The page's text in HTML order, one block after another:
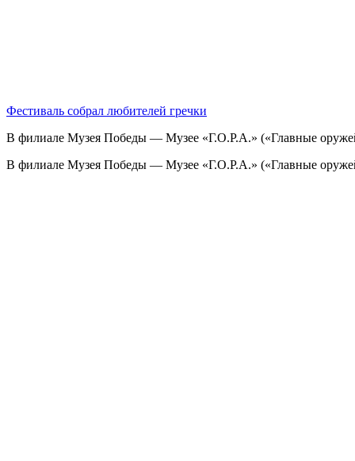
Фестиваль собрал любителей гречки
В филиале Музея Победы — Музее «Г.О.Р.А.» («Главные
В филиале Музея Победы — Музее «Г.О.Р.А.» («Главные